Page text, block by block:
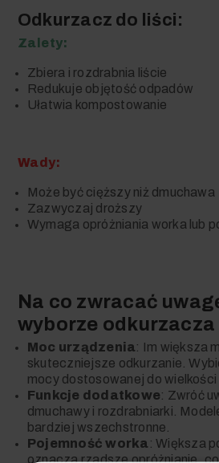
Odkurzacz do liści:
Zalety:
Zbiera i rozdrabnia liście
Redukuje objętość odpadów
Ułatwia kompostowanie
Wady:
Może być cięższy niż dmuchawa
Zazwyczaj droższy
Wymaga opróżniania worka lub
Na co zwracać
wyborze odkurzacza
Moc urządzenia: Im większa
skuteczniejsze odkurzanie.
mocy dostosowanej do
Funkcje dodatkowe: Zwróć
dmuchawy i rozdrabniarki.
bardziej wszechstronne.
Pojemność worka : Większa
oznacza rzadsze opróżnianie,